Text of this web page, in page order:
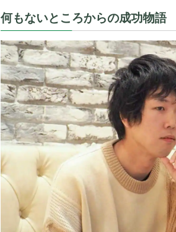
何もないところからの成功物語